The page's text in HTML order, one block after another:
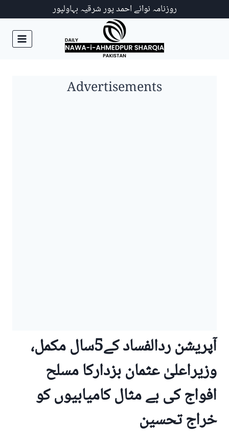
روزنامہ نوائے احمد پور شرقیہ بہاولپور
Advertisements
آپریشن ردالفساد کے5سال مکمل،
وزیراعلیٰ عثمان بزدارکا مسلح
افواج کی بے مثال کامیابیوں کو
خراج تحسین